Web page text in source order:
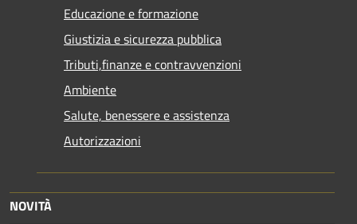
Educazione e formazione
Giustizia e sicurezza pubblica
Tributi,finanze e contravvenzioni
Ambiente
Salute, benessere e assistenza
Autorizzazioni
NOVITÀ